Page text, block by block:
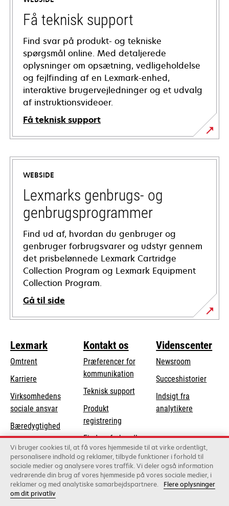
Få teknisk support
Find svar på produkt- og tekniske
spørgsmål online. Med detaljerede
oplysninger om opsætning, vedligeholdelse
og fejlfinding af en Lexmark-enhed,
interaktive brugervejledninger og et udvalg
af instruktionsvideoer.
Få teknisk support
opens
in
new
tab
WEBSIDE
Lexmarks genbrugs- og
genbrugsprogrammer
Find ud af, hvordan du genbruger og
genbruger forbrugsvarer og udstyr gennem
det prisbelønnede Lexmark Cartridge
Collection Program og Lexmark Equipment
Collection Program.
Gå til side
Lexmark
Omtrent
Karriere
Virksomhedens
sociale ansvaropens
in
a
new
tab
Bæredygtighed
Lexmark-partnere
Kontakt os
Præferencer for
kommunikation
Teknisk supportopens
tab
Produkt
registrering
Find en forhandler
Liste over
grossister
Videnscenter
Newsroom
Succeshistorier
Indsigt fra
analytikere
Lexmark International, Inc., et Xerox-selskab
Vi bruger cookies til, at få vores hjemmeside til at virke ordentligt,
personalisere indhold og reklamer, tilbyde funktioner i forhold til
sociale medier og analysere vores traffik. Vi deler også information
vedrørende din brug af vores hjemmeside på vores sociale medier, i
reklamer og med analytiske samarbejdspartnere.
Flere oplysninger
om dit privatliv